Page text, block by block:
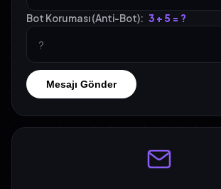
Bot Koruması (Anti-Bot): 3 + 5 = ?
Mesajı Gönder